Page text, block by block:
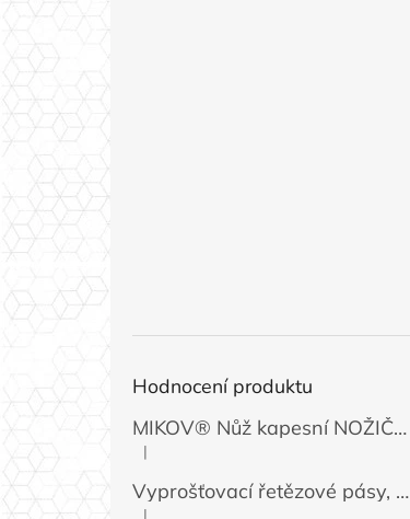
Hodnocení produktu
MIKOV® Nůž kapesní NOŽIČKA 131-NZn-1 zavírací, 74 mm
Hodnocení produktu je 5 z 5 hvězdiček.
|
Vyprošťovací řetězové pásy, 2 ks
|